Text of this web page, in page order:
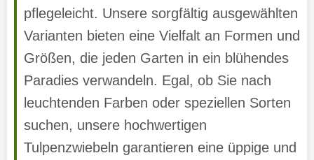
pflegeleicht. Unsere sorgfältig ausgewählten
Varianten bieten eine Vielfalt an Formen und
Größen, die jeden Garten in ein blühendes
Paradies verwandeln. Egal, ob Sie nach
leuchtenden Farben oder speziellen Sorten
suchen, unsere hochwertigen
Tulpenzwiebeln garantieren eine üppige und